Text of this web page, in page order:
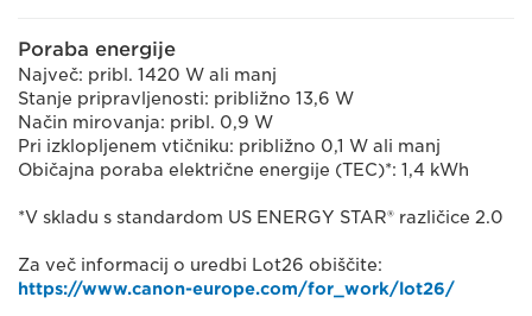
Poraba energije
Največ: pribl. 1420 W ali manj
Stanje pripravljenosti: približno 13,6 W
Način mirovanja: pribl. 0,9 W
Pri izklopljenem vtičniku: približno 0,1 W ali manj
Običajna poraba električne energije (TEC)*: 1,4 kWh
*V skladu s standardom US ENERGY STAR® različice 2.0
Za več informacij o uredbi Lot26 obiščite:
https://www.canon-europe.com/for_work/lot26/